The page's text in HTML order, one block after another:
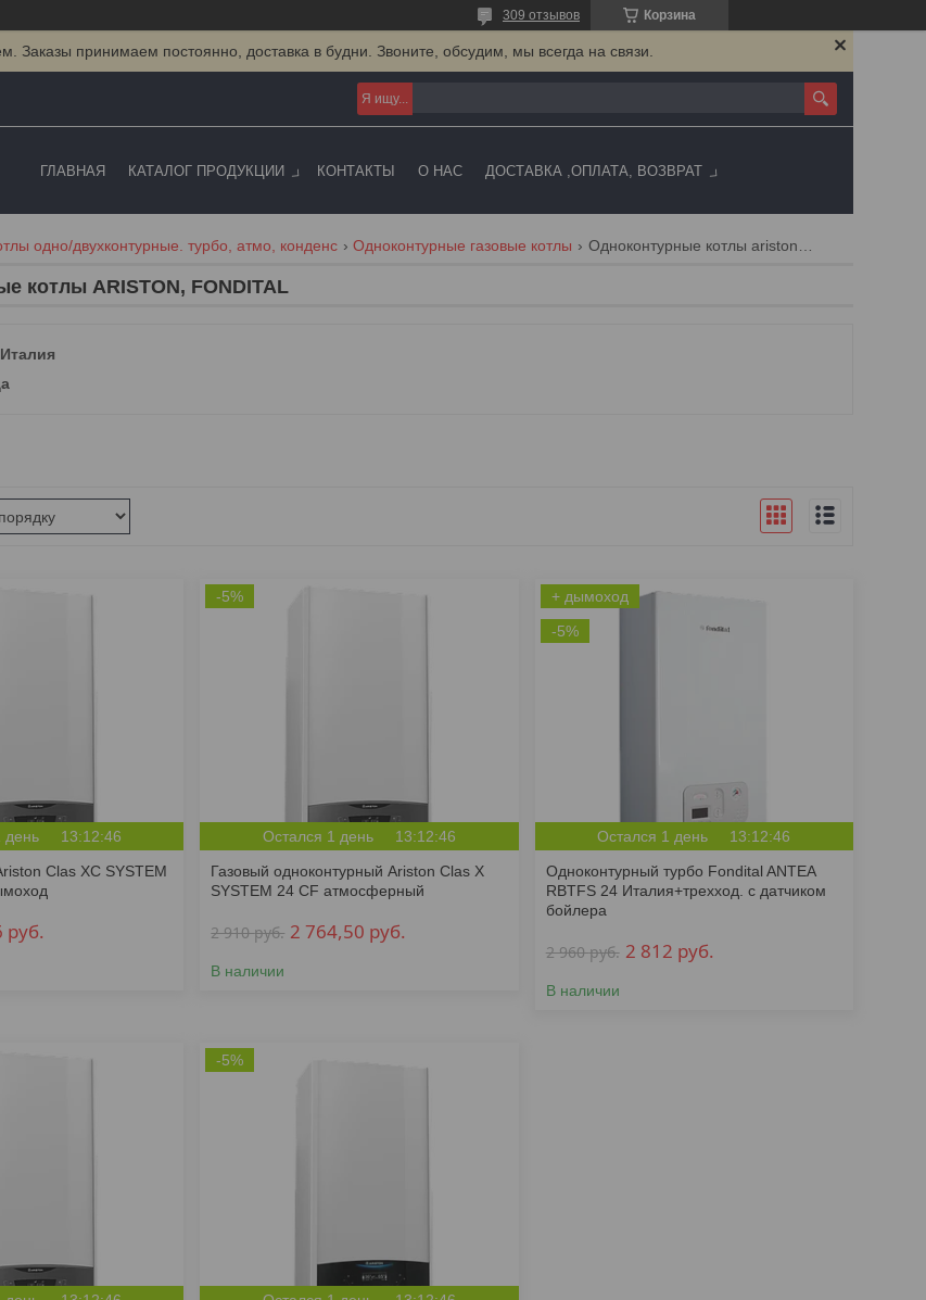
Корзина
309 отзывов
Заказы принимаем постоянно, доставка в будни. Звоните, обсудим, мы всегда на связи.
ГЛАВНАЯ КАТАЛОГ ПРОДУКЦИИ КОНТАКТЫ О НАС ДОСТАВКА ,ОПЛАТА, ВОЗВРАТ
одно/двухконтурные. турбо, атмо, конденс Одноконтурные газовые котлы
котлы ARISTON, FONDITAL
день
13:12:46
Clas XC SYSTEM
руб.
-5%
Остался 1 день
13:12:46
Газовый одноконтурный Ariston Clas X
SYSTEM 24 CF атмосферный
2 910руб. 2 764,50 руб.
В наличии
+ дымоход
-5%
Остался 1 день
13:12:46
Одноконтурный турбо Fondital ANTEA
RBTFS 24 Италия+трехход. с датчиком
бойлера
2 960руб. 2 812 руб.
В наличии
-5%